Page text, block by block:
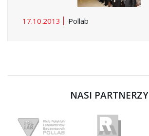
17.10.2013 Pollab
NASI PARTNERZY